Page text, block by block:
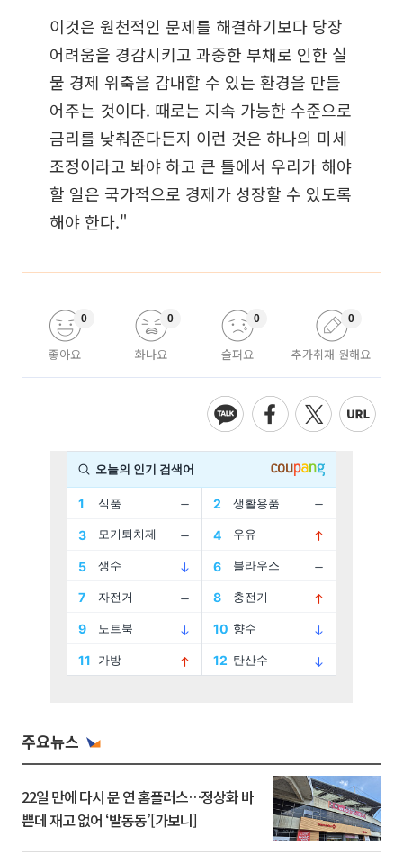
이것은 원천적인 문제를 해결하기보다 당장
어려움을 경감시키고 과중한 부채로 인한 실
물 경제 위축을 감내할 수 있는 환경을 만들
어주는 것이다. 때로는 지속 가능한 수준으로
금리를 낮춰준다든지 이런 것은 하나의 미세
조정이라고 봐야 하고 큰 틀에서 우리가 해야
할 일은 국가적으로 경제가 성장할 수 있도록
해야 한다."
좋아요
0
화나요
0
슬퍼요
0
추가취재 원해요
0
주요뉴스
22일 만에 다시 문 연 홈플러스…정상화 바
쁜데 재고 없어 ‘발동동’[가보니]